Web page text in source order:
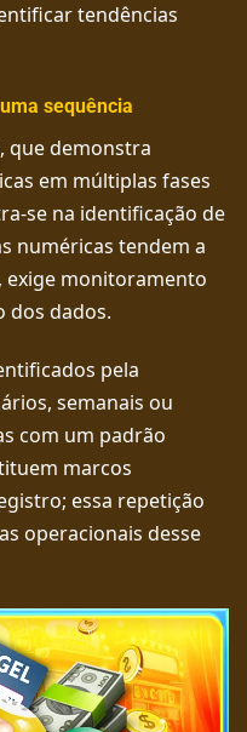
tendências
sequência
que demonstra
em múltiplas fases
se na identificação de
numéricas tendem a
exige monitoramento
dos dados.
pela
semanais ou
com um padrão
marcos
essa repetição
operacionais desse